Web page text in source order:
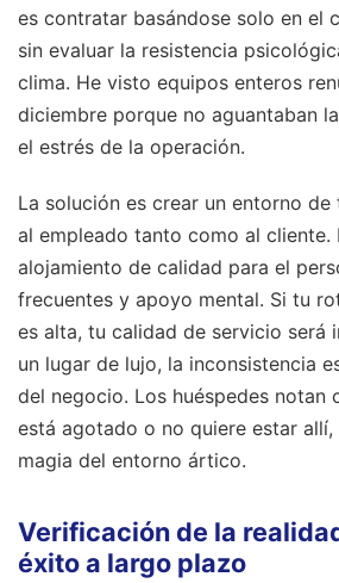
es contratar basándose solo en el
sin evaluar la resistencia
clima. He visto equipos enteros
diciembre porque no aguantaban
el estrés de la operación.
La solución es crear un entorno
al empleado tanto como al cliente.
alojamiento de calidad para el
frecuentes y apoyo mental. Si tu
es alta, tu calidad de servicio será
un lugar de lujo, la inconsistencia
del negocio. Los huéspedes notan
está agotado o no quiere estar
magia del entorno ártico.
Verificación de la
éxito a largo plazo